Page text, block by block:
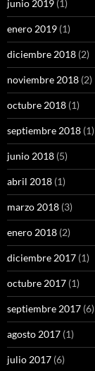
junio 2019 (1)
enero 2019 (1)
diciembre 2018 (2)
noviembre 2018 (2)
octubre 2018 (1)
septiembre 2018 (1)
junio 2018 (5)
abril 2018 (1)
marzo 2018 (3)
enero 2018 (2)
diciembre 2017 (1)
octubre 2017 (1)
septiembre 2017 (6)
agosto 2017 (1)
julio 2017 (6)